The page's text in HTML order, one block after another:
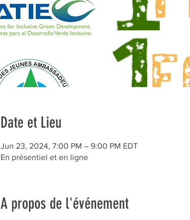
Date et Lieu
Jun 23, 2024, 7:00 PM – 9:00 PM EDT
En présentiel et en ligne
A propos de l'événement